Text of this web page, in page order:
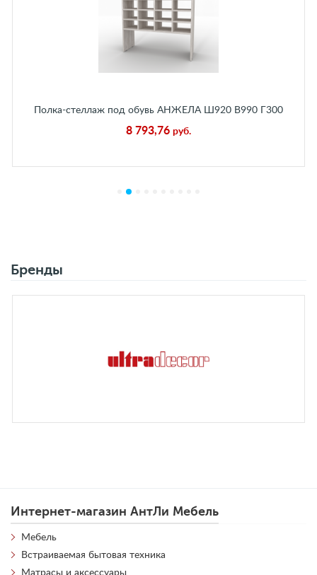
Полка-стеллаж под обувь АНЖЕЛА Ш920 В990 Г300
8 793,76 руб.
Бренды
Интернет-магазин АнтЛи Мебель
Мебель
Встраиваемая бытовая техника
Матрасы и аксессуары